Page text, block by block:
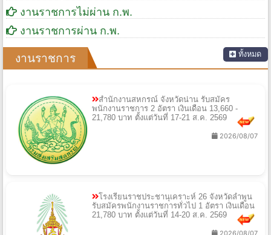
งานราชการไม่ผ่าน ก.พ.
งานราชการผ่าน ก.พ.
งานราชการ ทั้งหมด
สำนักงานสหกรณ์ จังหวัดน่าน รับสมัคร
พนักงานราชการ 2 อัตรา เงินเดือน 13,660 -
21,780 บาท ตั้งแต่วันที่ 17-21 ส.ค. 2569
2026/08/07
โรงเรียนราชประชานุเคราะห์ 26 จังหวัดลำพูน
รับสมัครพนักงานราชการทั่วไป 1 อัตรา เงินเดือน
21,780 บาท ตั้งแต่วันที่ 14-20 ส.ค. 2569